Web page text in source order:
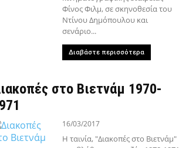
Φίνος Φιλμ, σε σκηνοθεσία του
Ντίνου Δημόπουλου και
σενάριο...
Διαβάστε περισσότερα
στο Βιετνάμ 1970-
16/03/2017
Η ταινία, "Διακοπές στο Βιετνάμ"